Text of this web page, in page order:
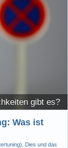
gibt es?
Was ist
Dies und das